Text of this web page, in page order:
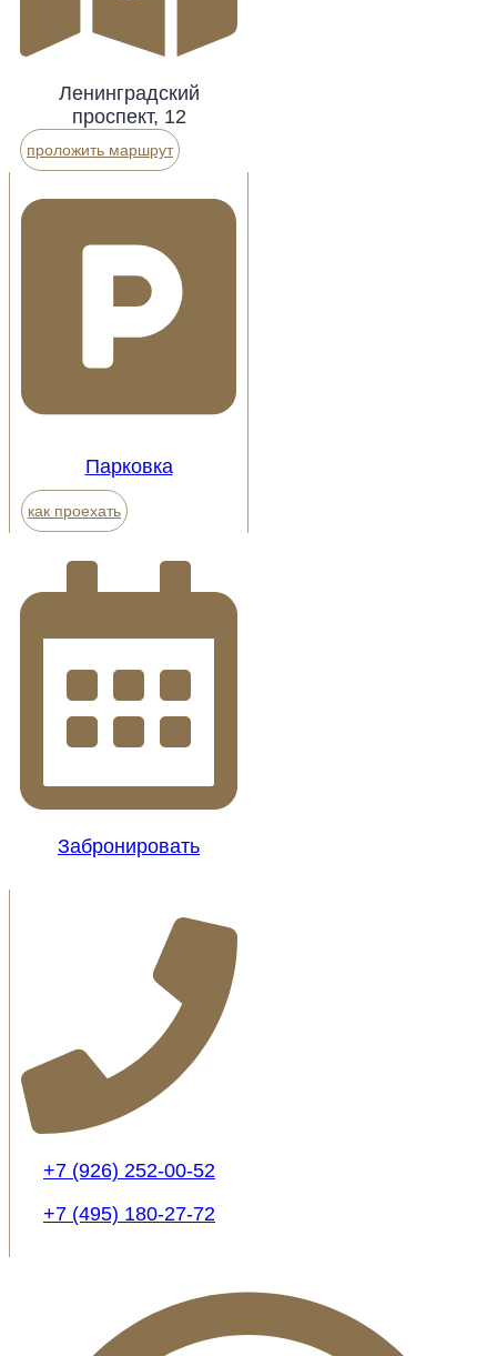
Ленинградский
проспект, 12
проложить маршрут
Парковка
как проехать
Забронировать
+7 (926) 252-00-52
+7 (495) 180-27-72